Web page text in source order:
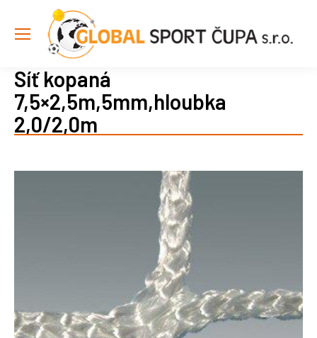
Síť kopaná
7,5×2,5m,5mm,hloubka
2,0/2,0m